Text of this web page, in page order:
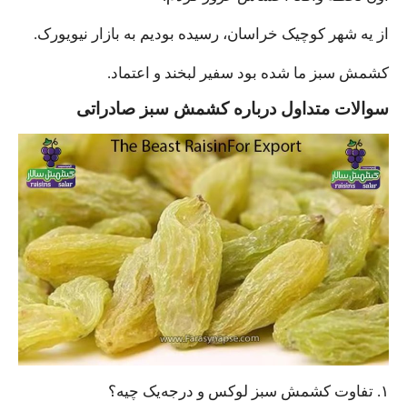
از یه شهر کوچیک خراسان، رسیده بودیم به بازار نیویورک.
کشمش سبز ما شده بود سفیر لبخند و اعتماد.
سوالات متداول درباره کشمش سبز صادراتی
۱. تفاوت کشمش سبز لوکس و درجه‌یک چیه؟